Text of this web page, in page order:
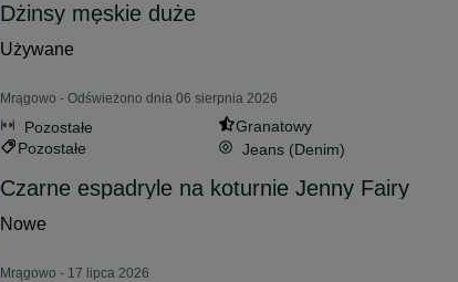
Dżinsy męskie duże
Używane
Mrągowo - Odświeżono dnia 06 sierpnia 2026
Pozostałe
Granatowy
Pozostałe
Jeans (Denim)
Czarne espadryle na koturnie Jenny Fairy
Nowe
Mrągowo - 17 lipca 2026